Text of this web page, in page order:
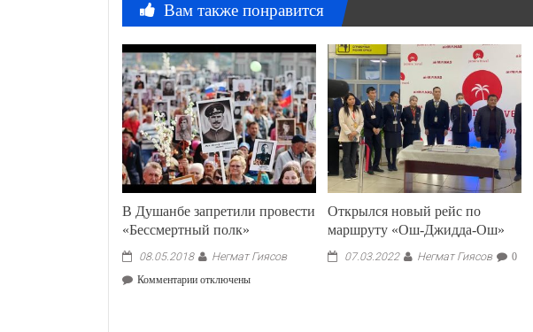
Вам также понравится
В Душанбе запретили провести
«Бессмертный полк»
08.05.2018 Негмат Гиясов
Комментариикотключены
Открылся новый рейс по
маршруту «Ош-Джидда-Ош»
07.03.2022 Негмат Гиясов 0